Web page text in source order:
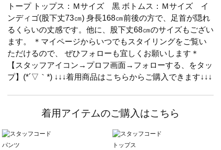
トープ トップス：Ｍサイズ 黒 ボトムス：Ｍサイズ イ
ンディゴ(股下丈73㎝) 身長168㎝前後の方で、足首が隠れ
るくらいの丈感です。他に、股下丈68㎝のサイズもござい
ます。 ＊マイページからいつでもスタイリングをご覧い
ただけるので、 ぜひフォローも宜しくお願いします＊
【スタッフアイコン→プロフ画面→フォローする、をタッ
プ】(*´▽｀*) ↓↓↓着用商品はこちらからご購入できます↓↓↓
着用アイテムのご購入はこちら
パンツ
トップス